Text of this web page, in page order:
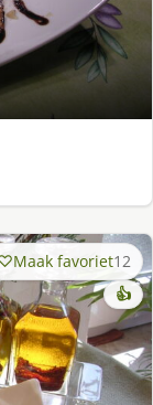
Maak favoriet12
👍